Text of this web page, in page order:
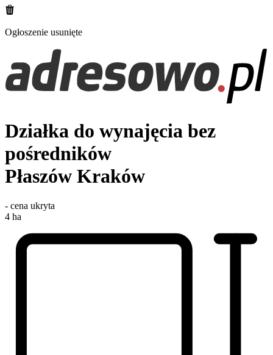
Ogłoszenie usunięte
Działka do wynajęcia bez
pośredników
Płaszów Kraków
- cena ukryta
4 ha